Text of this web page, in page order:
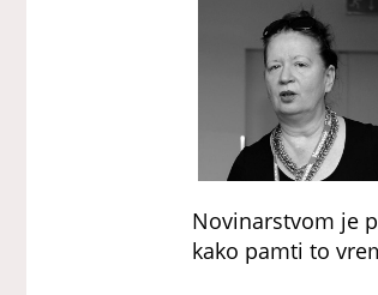
Novinarstvom je
kako pamti to